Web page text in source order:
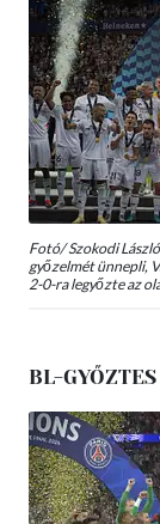
Fotó/ Szokodi
győzelmét ünnepli,
2-0-ra legyőzte az
BL-